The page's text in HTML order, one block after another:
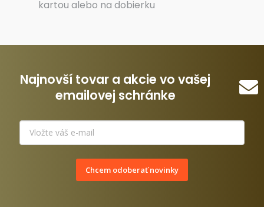
kartou alebo na dobierku
Najnovší tovar a akcie vo vašej
emailovej schránke
Chcem odoberať novinky